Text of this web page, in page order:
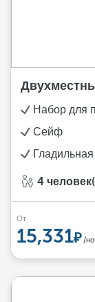
Набор для
Сейф
4
От
15,331 /